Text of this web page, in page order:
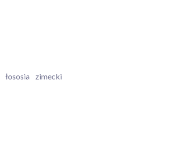
łososia zimecki